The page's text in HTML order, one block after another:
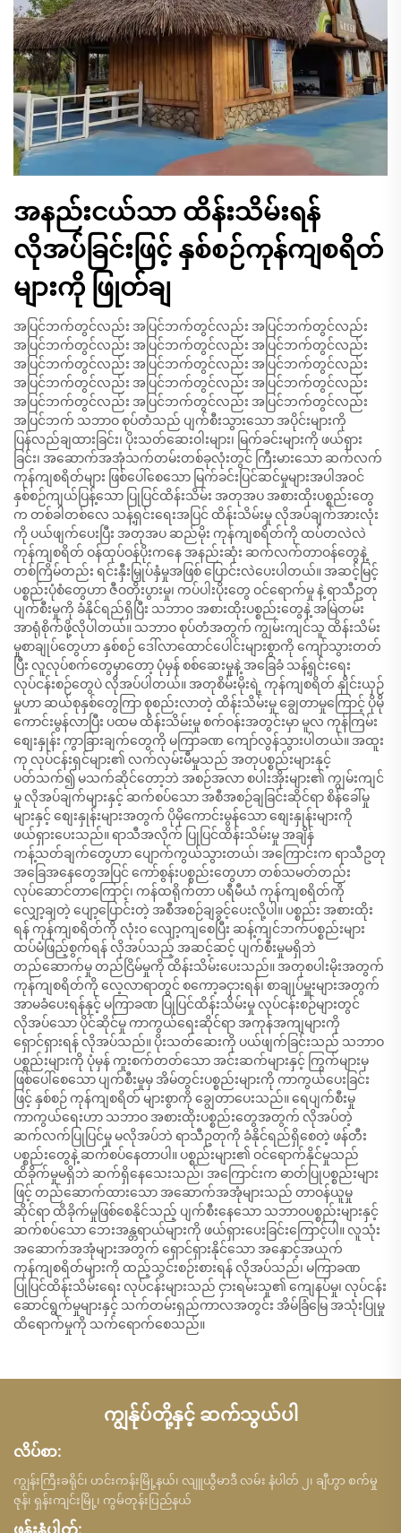
အနည်းငယ်သာ ထိန်းသိမ်းရန်
လိုအပ်ခြင်းဖြင့် နှစ်စဉ်ကုန်ကျစရိတ်
များကို ဖြုတ်ချ
အပြင်ဘက်တွင်လည်း အပြင်ဘက်တွင်လည်း အပြင်ဘက်တွင်လည်း
အပြင်ဘက်တွင်လည်း အပြင်ဘက်တွင်လည်း အပြင်ဘက်တွင်လည်း
အပြင်ဘက်တွင်လည်း အပြင်ဘက်တွင်လည်း အပြင်ဘက်တွင်လည်း
အပြင်ဘက်တွင်လည်း အပြင်ဘက်တွင်လည်း အပြင်ဘက်တွင်လည်း
အပြင်ဘက်တွင်လည်း အပြင်ဘက်တွင်လည်း အပြင်ဘက်တွင်လည်း
အပြင်ဘက် သဘာဝ စုပ်တံသည် ပျက်စီးသွားသော အပိုင်းများကို
ပြန်လည်ချထားခြင်း၊ ပိုးသတ်ဆေးဝါးများ၊ မြက်ခင်းများကို ဖယ်ရှား
ခြင်း၊ အဆောက်အအုံသက်တမ်းတစ်ခုလုံးတွင် ကြီးမားသော ဆက်လက်
ကုန်ကျစရိတ်များ ဖြစ်ပေါ်စေသော မြက်ခင်းပြင်ဆင်မှုများအပါအဝင်
နှစ်စဉ်ကျယ်ပြန့်သော ပြုပြင်ထိန်းသိမ်း အတုအပ အစားထိုးပစ္စည်းတွေ
က တစ်ခါတစ်လေ သန့်ရှင်းရေးအပြင် ထိန်းသိမ်းမှု လိုအပ်ချက်အားလုံး
ကို ပယ်ဖျက်ပေးပြီး အတုအပ ဆည်မိုး ကုန်ကျစရိတ်ကို ထပ်တလဲလဲ
ကုန်ကျစရိတ် ဝန်ထုပ်ဝန်ပိုးကနေ အနည်းဆုံး ဆက်လက်တာဝန်တွေနဲ့
တစ်ကြိမ်တည်း ရင်းနှီးမြှုပ်နှံမှုအဖြစ် ပြောင်းလဲပေးပါတယ်။ အဆင့်မြင့်
ပစ္စည်းပုံစံတွေဟာ ဇီဝတိုးပွားမှု၊ ကပ်ပါးပိုးတွေ ဝင်ရောက်မှု နဲ့ ရာသီဥတု
ပျက်စီးမှုကို ခံနိုင်ရည်ရှိပြီး သဘာဝ အစားထိုးပစ္စည်းတွေနဲ့ အမြဲတမ်း
အာရုံစိုက်ဖို့လိုပါတယ်။ သဘာဝ စုပ်တံအတွက် ကျွမ်းကျင်သူ ထိန်းသိမ်း
မှုစာချုပ်တွေဟာ နှစ်စဉ် ဒေါ်လာထောင်ပေါင်းများစွာကို ကျော်သွားတတ်
ပြီး လူလုပ်စက်တွေမှာတော့ ပုံမှန် စစ်ဆေးမှုနဲ့ အခြေခံ သန့်ရှင်းရေး
လုပ်ငန်းစဉ်တွေပဲ လိုအပ်ပါတယ်။ အတုစိမ်းမိုးရဲ့ ကုန်ကျစရိတ် နှိုင်းယှဉ်
မှုဟာ ဆယ်စုနှစ်တွေကြာ စုစည်းလာတဲ့ ထိန်းသိမ်းမှု ချွေတာမှုကြောင့် ပိုမို
ကောင်းမွန်လာပြီး ပထမ ထိန်းသိမ်းမှု စက်ဝန်းအတွင်းမှာ မူလ ကုန်ကြမ်း
စျေးနှုန်း ကွာခြားချက်တွေကို မကြာခဏ ကျော်လွန်သွားပါတယ်။ အထူး
ကု လုပ်ငန်းရှင်များ၏ လက်လှမ်းမီမှုသည် အတုပစ္စည်းများနှင့်
ပတ်သက်၍ မသက်ဆိုင်တော့ဘဲ အစဉ်အလာ စပါးအိုးများ၏ ကျွမ်းကျင်
မှု လိုအပ်ချက်များနှင့် ဆက်စပ်သော အစီအစဉ်ချခြင်းဆိုင်ရာ စိန်ခေါ်မှု
များနှင့် စျေးနှုန်းများအတွက် ပိုမိုကောင်းမွန်သော စျေးနှုန်းများကို
ဖယ်ရှားပေးသည်။ ရာသီအလိုက် ပြုပြင်ထိန်းသိမ်းမှု အချိန်
ကန့်သတ်ချက်တွေဟာ ပျောက်ကွယ်သွားတယ်၊ အကြောင်းက ရာသီဥတု
အခြေအနေတွေအပြင် ကော်စွန်းပစ္စည်းတွေဟာ တစ်သမတ်တည်း
လုပ်ဆောင်တာကြောင့်၊ ကန်ထရိုက်တာ ပရီမီယံ ကုန်ကျစရိတ်ကို
လျှော့ချတဲ့ ပျော့ပြောင်းတဲ့ အစီအစဉ်ချခွင့်ပေးလို့ပါ။ ပစ္စည်း အစားထိုး
ရန် ကုန်ကျစရိတ်ကို လုံးဝ လျော့ကျစေပြီး ဆန့်ကျင်ဘက်ပစ္စည်းများ
ထပ်မံဖြည့်စွက်ရန် လိုအပ်သည့် အဆင့်ဆင့် ပျက်စီးမှုမရှိဘဲ
တည်ဆောက်မှု တည်ငြိမ်မှုကို ထိန်းသိမ်းပေးသည်။ အတုစပါးမိုးအတွက်
ကုန်ကျစရိတ်ကို လေ့လာရာတွင် စကော့ခငှားရန်၊ စာချုပ်မှူးများအတွက်
အာမခံပေးရန်နှင့် မကြာခဏ ပြုပြင်ထိန်းသိမ်းမှု လုပ်ငန်းစဉ်များတွင်
လိုအပ်သော ပိုင်ဆိုင်မှု ကာကွယ်ရေးဆိုင်ရာ အကုန်အကျများကို
ရှောင်ရှားရန် လိုအပ်သည်။ ပိုးသတ်ဆေးကို ပယ်ဖျက်ခြင်းသည် သဘာဝ
ပစ္စည်းများကို ပုံမှန် ကူးစက်တတ်သော အင်းဆက်များနှင့် ကြွက်များမှ
ဖြစ်ပေါ်စေသော ပျက်စီးမှုမှ အိမ်တွင်းပစ္စည်းများကို ကာကွယ်ပေးခြင်း
ဖြင့် နှစ်စဉ် ကုန်ကျစရိတ် များစွာကို ချွေတာပေးသည်။ ရေပျက်စီးမှု
ကာကွယ်ရေးဟာ သဘာဝ အစားထိုးပစ္စည်းတွေအတွက် လိုအပ်တဲ့
ဆက်လက်ပြုပြင်မှု မလိုအပ်ဘဲ ရာသီဥတုကို ခံနိုင်ရည်ရှိစေတဲ့ ဖန်တီး
ပစ္စည်းတွေနဲ့ ဆက်စပ်နေတာပါ။ ပစ္စည်းများ၏ ဝင်ရောက်နိုင်မှုသည်
ထိခိုက်မှုမရှိဘဲ ဆက်ရှိနေသေးသည်၊ အကြောင်းက ဓာတ်ပြုပစ္စည်းများ
ဖြင့် တည်ဆောက်ထားသော အဆောက်အအုံများသည် တာဝန်ယူမှု
ဆိုင်ရာ ထိခိုက်မှုဖြစ်စေနိုင်သည့် ပျက်စီးနေသော သဘာဝပစ္စည်းများနှင့်
ဆက်စပ်သော ဘေးအန္တရာယ်များကို ဖယ်ရှားပေးခြင်းကြောင့်ပါ။ လူသုံး
အဆောက်အအုံများအတွက် ရှောင်ရှားနိုင်သော အနှောင့်အယှက်
ကုန်ကျစရိတ်များကို ထည့်သွင်းစဉ်းစားရန် လိုအပ်သည်၊ မကြာခဏ
ပြုပြင်ထိန်းသိမ်းရေး လုပ်ငန်းများသည် ငှားရမ်းသူ၏ ကျေနပ်မှု၊ လုပ်ငန်း
ဆောင်ရွက်မှုများနှင့် သက်တမ်းရှည်ကာလအတွင်း အိမ်ခြံမြေ အသုံးပြုမှု
ထိရောက်မှုကို သက်ရောက်စေသည်။
ကျွန်ုပ်တို့နှင့် ဆက်သွယ်ပါ
လိပ်စာ:
ကျွန်းကြီးခရိုင်၊ ဟင်းကန်းမြို့နယ်၊ လျူယွီမာဒီ လမ်း နံပါတ် ၂၊ ချီဟွာ စက်မှု
ဇုန်၊ ရှန်းကျင်းမြို့၊ ကွမ်တုန်းပြည်နယ်
ဖုန်းနံပါတ်: